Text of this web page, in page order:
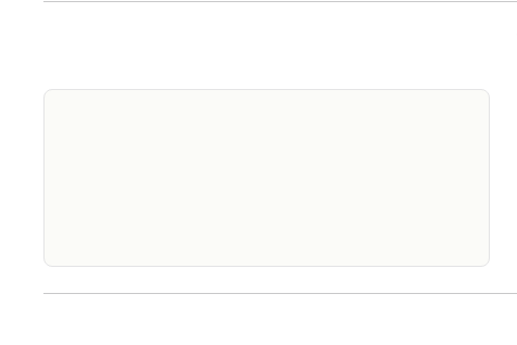
Hemoglobina
Hemoglobina glikowana met. HPLC.